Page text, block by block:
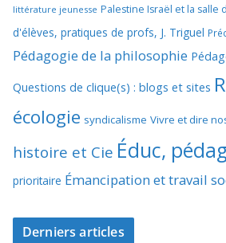
littérature jeunesse Palestine Israël et la salle
d'élèves, pratiques de profs, J. Triguel
Pédagogie de la philosophie
Questions de clique(s) : blogs et sites
écologie syndicalisme Vivre et dire
histoire et Cie Éduc,
prioritaire Émancipation et travail
Derniers articles